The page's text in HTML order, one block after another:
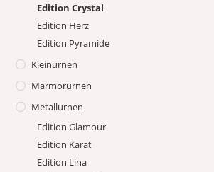
Edition Crystal
Edition Herz
Edition Pyramide
Kleinurnen
Marmorurnen
Metallurnen
Edition Glamour
Edition Karat
Edition Lina